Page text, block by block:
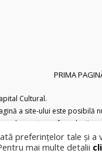
PRIMA
Cultural.
a site-ului este posibilă
pedepsește conform legii.
preferințelor tale și a
mai multe detalii